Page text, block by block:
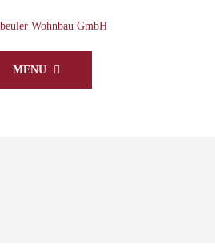
MENU